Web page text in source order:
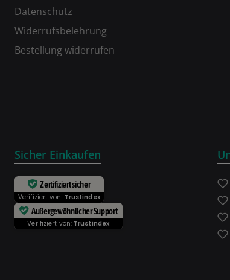
Datenschutz
Widerrufsbelehrung
Bestellung widerrufen
Sicher Einkaufen
Zertifiziert sicher
Verifiziert von: Trustindex
Außergewöhnlicher Support
Verifiziert von: Trustindex